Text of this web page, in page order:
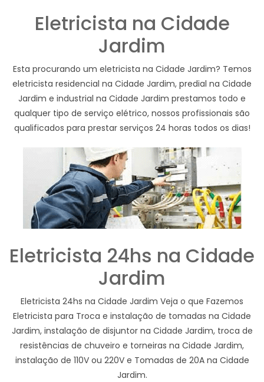
Eletricista na Cidade
Jardim
Esta procurando um eletricista na Cidade Jardim? Temos
eletricista residencial na Cidade Jardim, predial na Cidade
Jardim e industrial na Cidade Jardim prestamos todo e
qualquer tipo de serviço elétrico, nossos profissionais são
qualificados para prestar serviços 24 horas todos os dias!
Eletricista 24hs na Cidade
Jardim
Eletricista 24hs na Cidade Jardim Veja o que Fazemos
Eletricista para Troca e instalação de tomadas na Cidade
Jardim, instalação de disjuntor na Cidade Jardim, troca de
resistências de chuveiro e torneiras na Cidade Jardim,
instalação de 110V ou 220V e Tomadas de 20A na Cidade
Jardim.